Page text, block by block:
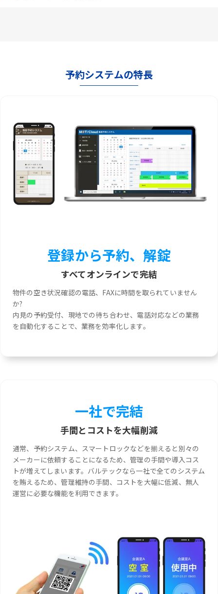
予約システムの特長
登録から予約、解錠
すべてオンラインで完結
物件の空き状況確認の電話、FAXに時間を取られていません
か?
内見の予約受付、現地での待ち合わせ、電話対応などの業務
を自動化することで、業務を効率化します。
一社で完結
手間とコストを大幅削減
通常、予約システム、スマートロックなどを揃えると別々の
メーカーに依頼することになるため、管理の手間や導入コス
トが増えてしまいます。バルテックなら一社で全てのシステム
を賄えるため、管理維持の手間、コストを大幅に低減、無人
運営に必要な機能を利用できます。